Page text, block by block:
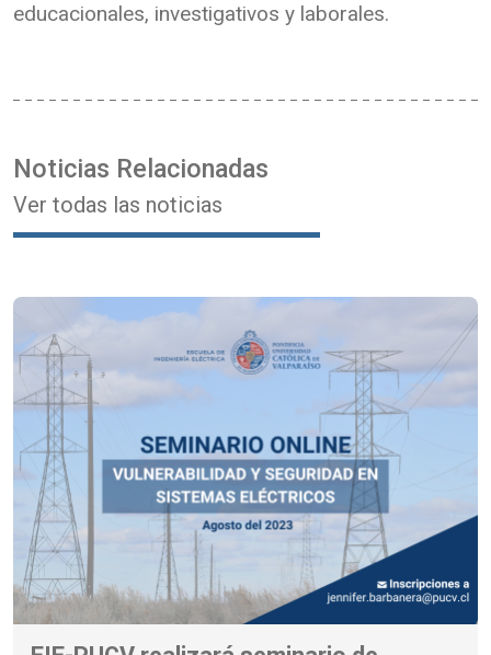
educacionales, investigativos y laborales.
Noticias Relacionadas
Ver todas las noticias